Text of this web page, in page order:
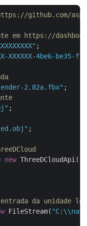
github.com/
em https://
XXXXXX-4be6-be35-
2.82a.fbx"
;
new ThreeDCloudApi(
da unidade
FileStream(